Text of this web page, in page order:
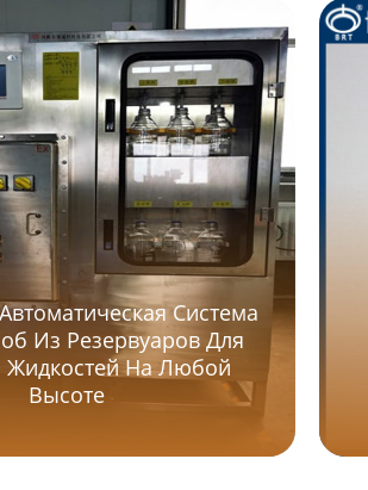
Система
Из Резервуаров Для
Жидкостей На Любой
Высоте